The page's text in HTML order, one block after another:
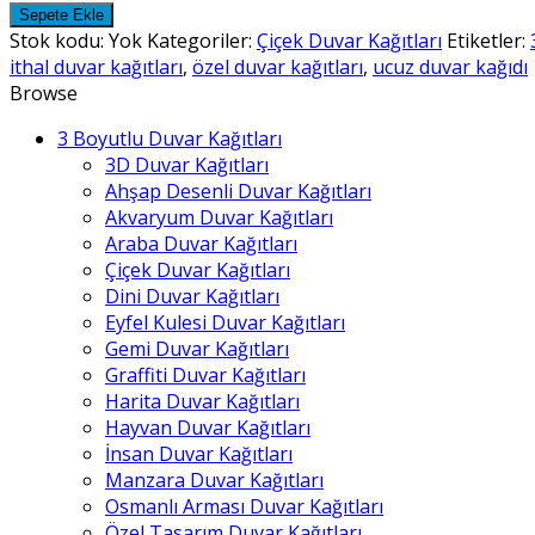
Duvar
Kağıtları
-
8
Sepete Ekle
Stok kodu: Yok Kategoriler: Çiçek Duvar Kağıtları Etiketler:
ithal duvar kağıtları, özel duvar kağıtları, ucuz duvar kağıdı
Browse
3 Boyutlu Duvar Kağıtları
3D Duvar Kağıtları
Ahşap Desenli Duvar Kağıtları
Akvaryum Duvar Kağıtları
Araba Duvar Kağıtları
Çiçek Duvar Kağıtları
Dini Duvar Kağıtları
Eyfel Kulesi Duvar Kağıtları
Gemi Duvar Kağıtları
Graffiti Duvar Kağıtları
Harita Duvar Kağıtları
Hayvan Duvar Kağıtları
İnsan Duvar Kağıtları
Manzara Duvar Kağıtları
Osmanlı Arması Duvar Kağıtları